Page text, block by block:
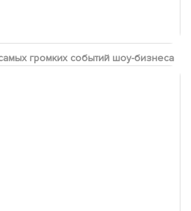
громких событий шоу-бизнеса